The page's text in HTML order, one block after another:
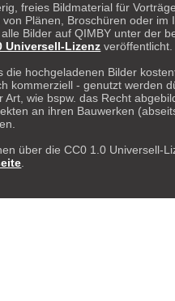
freies Bildmaterial für
Plänen, Broschüren oder im
Bilder auf QIMBY unter der
Universell-Lizenz veröffentlicht.
die hochgeladenen Bilder
kommerziell - genutzt werden
Art, wie bspw. das Recht
an ihren Bauwerken
über die CC0 1.0 Universell-